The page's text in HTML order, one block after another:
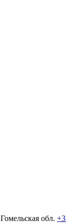
Гомельская обл.